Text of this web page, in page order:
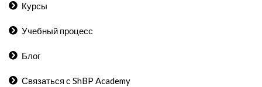
Курсы
Учебный процесс
Блог
Связаться с ShBP Academy